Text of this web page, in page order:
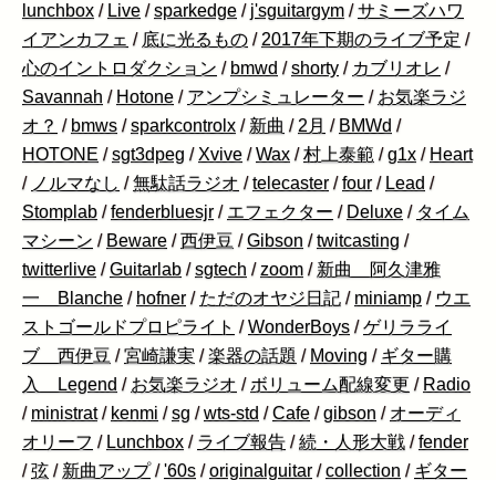
lunchbox / Live /sparkedge / j'sguitargym /サミーズハワ
イアンカフェ / 底に光るもの / 2017年下期のライブ予定 /
心のイントロダクション / bmwd /shorty / カブリオレ /
Savannah / Hotone / アンプシミュレーター / お気楽ラジ
オ？ / bmws /sparkcontrolx / 新曲 / 2月 / BMWd /
HOTONE /sgt3dpeg / Xvive /Wax /村上泰範 /g1x / Heart
/ ノルマなし /無駄話ラジオ /telecaster /four / Lead /
Stomplab /fenderbluesjr / エフェクター / Deluxe / タイム
マシーン / Beware /西伊豆 /Gibson /twitcasting /
twitterlive /Guitarlab /sgtech /zoom / 新曲 阿久津雅
一 Blanche / hofner / ただのオヤジ日記 / miniamp / ウエ
ストゴールドプロピライト /WonderBoys /ゲリラライ
ブ 西伊豆 /宮崎謙実 /楽器の話題 / Moving / ギター購
入 Legend / お気楽ラジオ / ボリューム配線変更 / Radio
/ ministrat / kenmi /sg /wts-std /Cafe /gibson / オーディ
オリーフ / Lunchbox / ライブ報告 /続・人形大戦 /fender
/弦 / 新曲アップ /'60s /originalguitar /collection / ギター